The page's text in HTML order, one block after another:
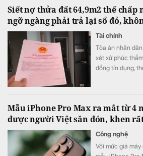
Siết nợ thửa đất 64,9m2 thế chấp
ngỡ ngàng phải trả lại sổ đỏ,
Tài chính
Tòa án nhân
xét xử phúc
đồng tín dụng,
Mẫu iPhone Pro Max ra mắt từ 4
được người Việt săn đón, khen
Công nghệ
Với mức giá